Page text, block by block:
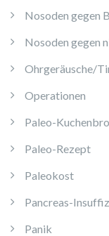
Nosoden gegen
Nosoden gegen
Ohrgeräusche/
Operationen
Paleo-
Paleo-Rezept
Paleokost
Pancreas-
Panik